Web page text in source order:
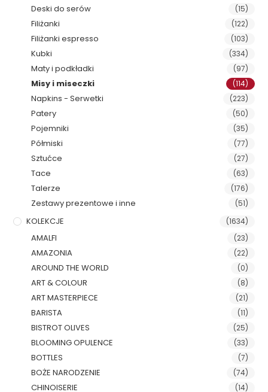
Deski do serów (15)
Filiżanki (122)
Filiżanki espresso (103)
Kubki (334)
Maty i podkładki (97)
Misy i miseczki (114)
Napkins - Serwetki (223)
Patery (50)
Pojemniki (35)
Półmiski (77)
Sztućce (27)
Tace (63)
Talerze (176)
Zestawy prezentowe i inne (51)
KOLEKCJE (1634)
AMALFI (23)
AMAZONIA (22)
AROUND THE WORLD (0)
ART & COLOUR (8)
ART MASTERPIECE (21)
BARISTA (11)
BISTROT OLIVES (25)
BLOOMING OPULENCE (33)
BOTTLES (7)
BOŻE NARODZENIE (74)
CHINOISERIE (14)